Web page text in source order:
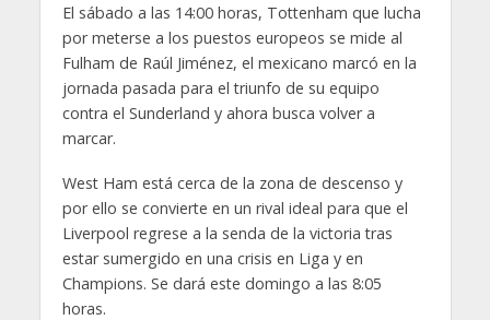
El sábado a las 14:00 horas, Tottenham que lucha
por meterse a los puestos europeos se mide al
Fulham de Raúl Jiménez, el mexicano marcó en la
jornada pasada para el triunfo de su equipo
contra el Sunderland y ahora busca volver a
marcar.
West Ham está cerca de la zona de descenso y
por ello se convierte en un rival ideal para que el
Liverpool regrese a la senda de la victoria tras
estar sumergido en una crisis en Liga y en
Champions. Se dará este domingo a las 8:05
horas.